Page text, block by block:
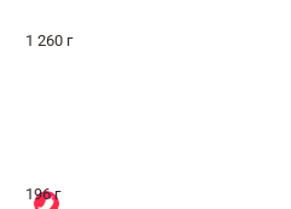
1 260 г
196 г